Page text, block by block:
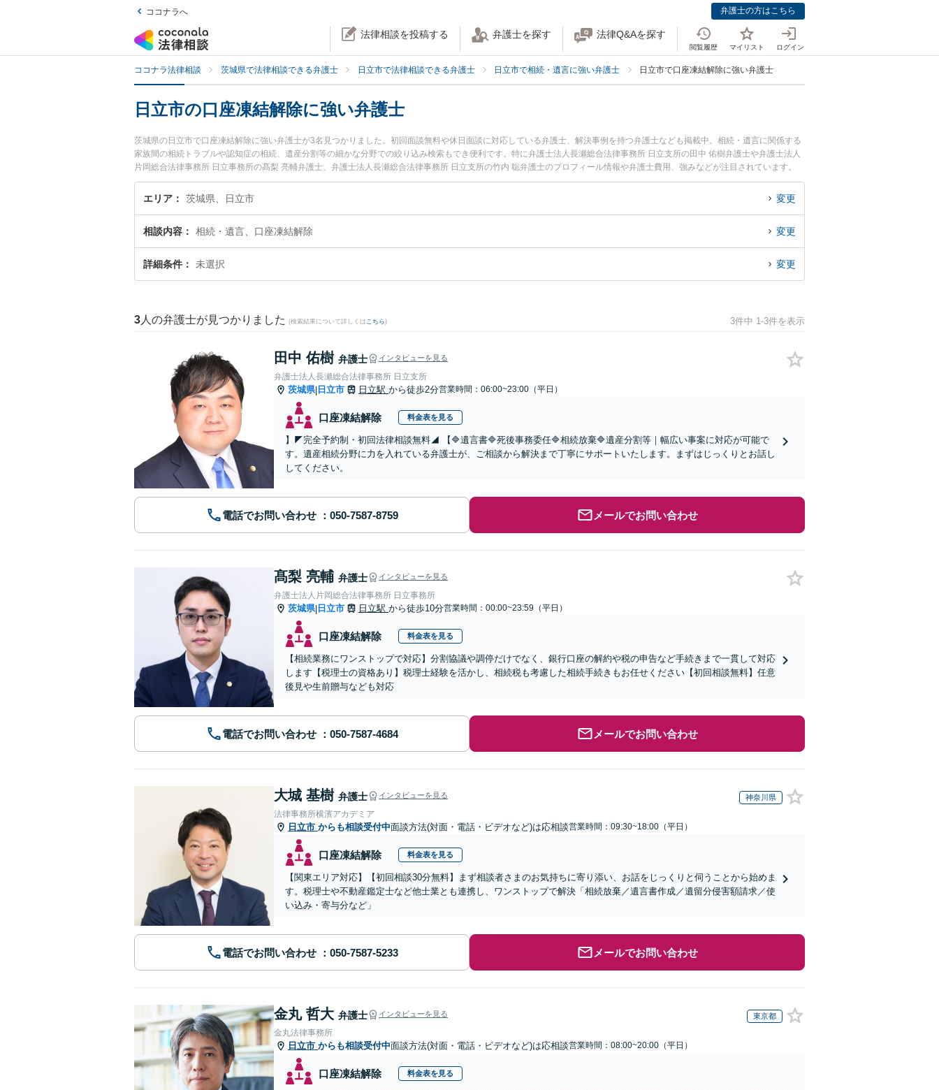
ココナラへ 弁護士の方はこちら
法律相談を投稿する 弁護士を探す 法律Q&Aを探す
閲覧履歴 マイリスト ログイン
ココナラ法律相談 茨城県で法律相談できる弁護士 日立市で法律相談できる弁護士 日立市で相続・遺言に強い弁護士 日立市で口座凍結解除に強い弁護士
日立市の口座凍結解除に強い弁護士
茨城県の日立市で口座凍結解除に強い弁護士が3名見つかりました。初回面談無料や休日面談に対応している弁護士、解決事例を持つ弁護士なども掲載中。相続・遺言に関係する
家族間の相続トラブルや認知症の相続、遺産分割等の細かな分野での絞り込み検索もでき便利です。特に弁護士法人長瀬総合法律事務所 日立支所の田中 佑樹弁護士や弁護士法人
片岡総合法律事務所 日立事務所の髙梨 亮輔弁護士、弁護士法人長瀬総合法律事務所 日立支所の竹内 聡弁護士のプロフィール情報や弁護士費用、強みなどが注目されています。
『日立市で土日や夜間に発生した口座凍結解除のトラブルを今すぐに弁護士に相談したい』『口座凍結解除のトラブル解決の実績豊富な近くの弁護士を検索したい』『初回相談無
料で口座凍結解除を法律相談できる日立市内の弁護士に相談予約したい』などでお困りの相談者さんにおすすめです。
エリア 茨城県、日立市 変更
相談内容 相続・遺言、口座凍結解除 変更
詳細条件 未選択 変更
3 人の弁護士が見つかりました (検索結果について詳しくは こちら) 3件中 1-3件を表示
田中 佑樹 弁護士 インタビューを見る
弁護士法人長瀬総合法律事務所 日立支所
茨城県| 日立市 日立駅 から徒歩2分営業時間：06:00~23:00（平日）
口座凍結解除 料金表を見る
】◤完全予約制・初回法律相談無料◢ 【🔷遺言書🔷死後事務委任🔷相続放棄🔷遺産分割等｜幅広い事案に対応が可能で
す。遺産相続分野に力を入れている弁護士が、ご相談から解決まで丁寧にサポートいたします。まずはじっくりとお話し
してください。
電話でお問い合わせ メールでお問い合わせ
髙梨 亮輔 弁護士 インタビューを見る
弁護士法人片岡総合法律事務所 日立事務所
茨城県| 日立市 日立駅 から徒歩10分営業時間：00:00~23:59（平日）
口座凍結解除 料金表を見る
【相続業務にワンストップで対応】分割協議や調停だけでなく、銀行口座の解約や税の申告など手続きまで一貫して対応
します【税理士の資格あり】税理士経験を活かし、相続税も考慮した相続手続きもお任せください【初回相談無料】任意
後見や生前贈与なども対応
電話でお問い合わせ メールでお問い合わせ
大城 基樹 弁護士 インタビューを見る 神奈川県
法律事務所横濱アカデミア
日立市 からも相談受付中面談方法(対面・電話・ビデオなど)は応相談営業時間：09:30~18:00（平日）
口座凍結解除 料金表を見る
【関東エリア対応】【初回相談30分無料】まず相談者さまのお気持ちに寄り添い、お話をじっくりと伺うことから始めま
す。税理士や不動産鑑定士など他士業とも連携し、ワンストップで解決「相続放棄／遺言書作成／遺留分侵害額請求／使
い込み・寄与分など」
電話でお問い合わせ メールでお問い合わせ
金丸 哲大 弁護士 インタビューを見る 東京都
金丸法律事務所
日立市 からも相談受付中面談方法(対面・電話・ビデオなど)は応相談営業時間：08:00~20:00（平日）
口座凍結解除 料金表を見る